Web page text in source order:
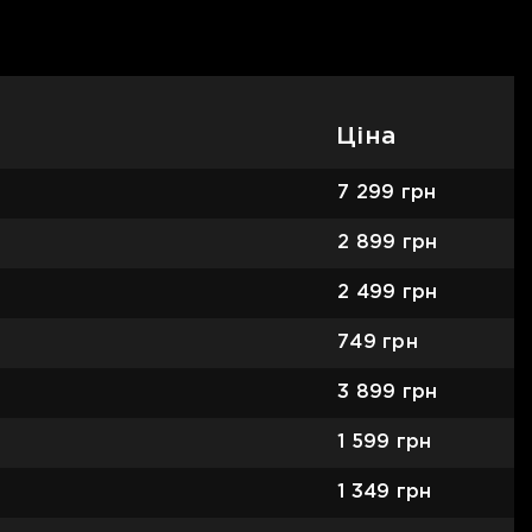
Ціна
7 299 грн
2 899 грн
2 499 грн
749 грн
3 899 грн
1 599 грн
1 349 грн